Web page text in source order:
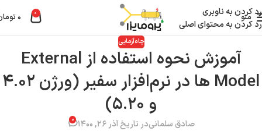
رد کردن به ناوبری
رد کردن به محتوای اصلی
منو 0 ۰
چاه‌آزمایی
آموزش نحوه استفاده از External
Model ها در نرم‌افزار سفیر (ورژن ۴.۰۲
و ۵.۲۰)
صادق سلمانیدر تاریخ آذر ۲۶, ۱۴۰۰ ۰